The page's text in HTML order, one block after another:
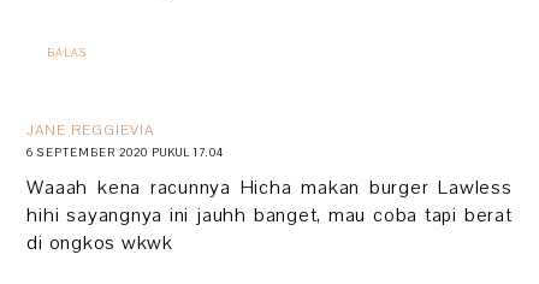
BALAS
JANE REGGIEVIA
6 SEPTEMBER 2020 PUKUL 17.04
Waaah kena racunnya Hicha makan burger Lawless
hihi sayangnya ini jauhh banget, mau coba tapi berat
di ongkos wkwk